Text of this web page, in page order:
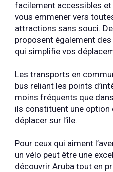
facilement accessibles
vous emmener vers
attractions sans souci.
proposent également
qui simplifie vos
Les transports en
bus reliant les points
moins fréquents que
ils constituent une option
déplacer sur l’île.
Pour ceux qui aiment
un vélo peut être une
découvrir Aruba tout en